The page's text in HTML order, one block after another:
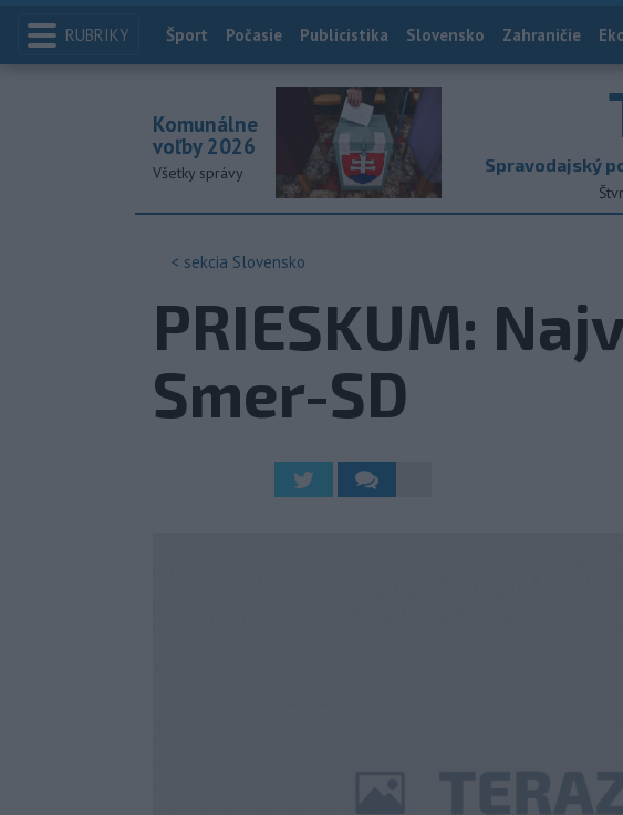
RUBRIKY Index
Šport Počasie Publicistika Slovensko Zahraničie
Spravodajský
Komunálne
voľby 2026
Všetky správy
< sekcia Slovensko
PRIESKUM:
Smer-SD